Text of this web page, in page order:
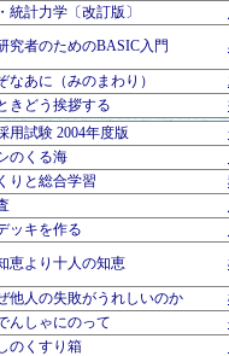
統計力学〔改訂版〕
究者のためのBASIC入門
なあに（みのまわり）
きどう挨拶する
用試験 2004年度版
のくる海
りと総合学習
ッキを作る
恵より十人の知恵
他人の失敗がうれしいのか
んしゃにのって
のくすり箱